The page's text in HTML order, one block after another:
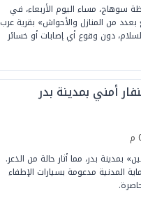
سوهاج، مساء اليوم الأربعاء، في
من المنازل والأحواش» بقرية عرب
دون وقوع أي إصابات أو خسائر
أمني بمدينة بدر
بمدينة بدر، مما أثار حالة من الذعر.
المدنية مدعومة بسيارات الإطفاء